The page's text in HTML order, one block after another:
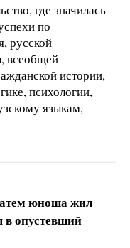
где значилась
по
русской
всеобщей
истории,
психологии,
языкам,
юноша жил
в опустевший